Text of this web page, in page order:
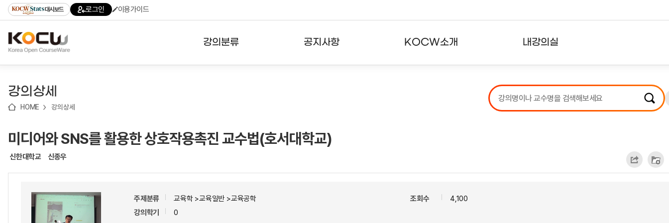
기
기
기
content)
가
대시보드 로그인 이용가이드
강의분류
테마강의
공지사항
서비스도움말
KOCW소개 내강의실
강의리스트
수강확인증강의
강의상세
HOME 강의상세
미디어와 SNS를 활용한 상호작용촉진 교수법(호서대학교)
신한대학교 신종우
주제분류
교육학 >교육일반 >교육공학
강의학기
0
조회수 4,100